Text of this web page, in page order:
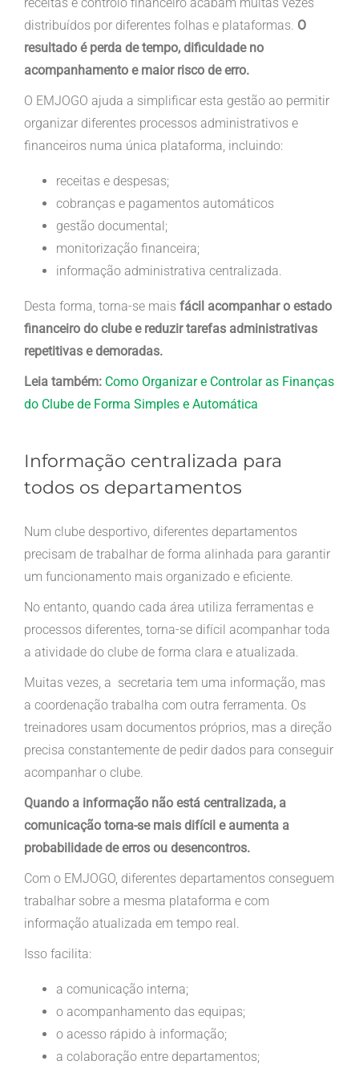
distribuídos por diferentes folhas e plataformas. O
resultado é perda de tempo, dificuldade no
acompanhamento e maior risco de erro.
O EMJOGO ajuda a simplificar esta gestão ao permitir
organizar diferentes processos administrativos e
financeiros numa única plataforma, incluindo:
receitas e despesas;
cobranças e pagamentos automáticos
gestão documental;
monitorização financeira;
informação administrativa centralizada.
Desta forma, torna-se mais fácil acompanhar o estado
financeiro do clube e reduzir tarefas administrativas
repetitivas e demoradas.
Leia também: Como Organizar e Controlar as Finanças
do Clube de Forma Simples e Automática
Informação centralizada para
todos os departamentos
Num clube desportivo, diferentes departamentos
precisam de trabalhar de forma alinhada para garantir
um funcionamento mais organizado e eficiente.
No entanto, quando cada área utiliza ferramentas e
processos diferentes, torna-se difícil acompanhar toda
a atividade do clube de forma clara e atualizada.
Muitas vezes, a secretaria tem uma informação, mas
a coordenação trabalha com outra ferramenta. Os
treinadores usam documentos próprios, mas a direção
precisa constantemente de pedir dados para conseguir
acompanhar o clube.
Quando a informação não está centralizada, a
comunicação torna-se mais difícil e aumenta a
probabilidade de erros ou desencontros.
Com o EMJOGO, diferentes departamentos conseguem
trabalhar sobre a mesma plataforma e com
informação atualizada em tempo real.
Isso facilita:
a comunicação interna;
o acompanhamento das equipas;
o acesso rápido à informação;
a colaboração entre departamentos;